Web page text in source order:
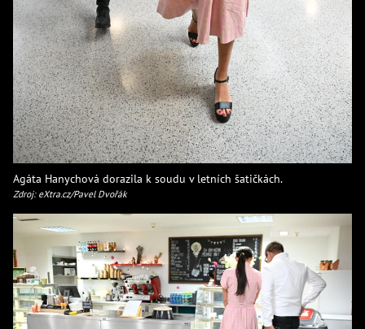
Agáta Hanychová dorazila k soudu v letních šatičkách.
Zdroj: eXtra.cz/Pavel Dvořák